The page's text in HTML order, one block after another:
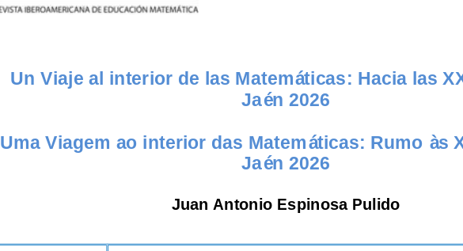
Un Viaje al interior de las Matemáticas: Hacia las
Jaén 2026
Uma Viagem ao interior das Matemáticas: Rumo às
Jaén 2026
Juan Antonio Espinosa Pulido